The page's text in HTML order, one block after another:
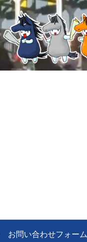
お問い合わせフォーム